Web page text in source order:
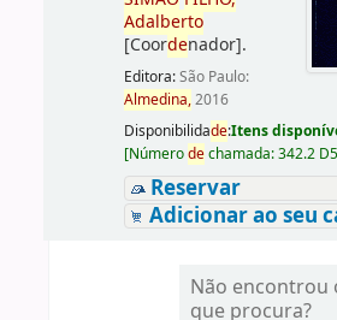
Adalberto
[Coordenador].
Editora:São Paulo:
Almedina,2016
Disponibilidade:Itens
[Númerodechamada:342.2
Reservar
Adicionar ao seu
Não encontrou
que procura?